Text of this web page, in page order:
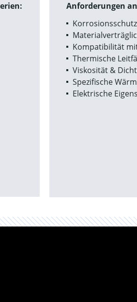
Anforderungen
Korrosionsschutz
Kompatibilität
Thermische
Viskosität &
Spezifische
Elektrische